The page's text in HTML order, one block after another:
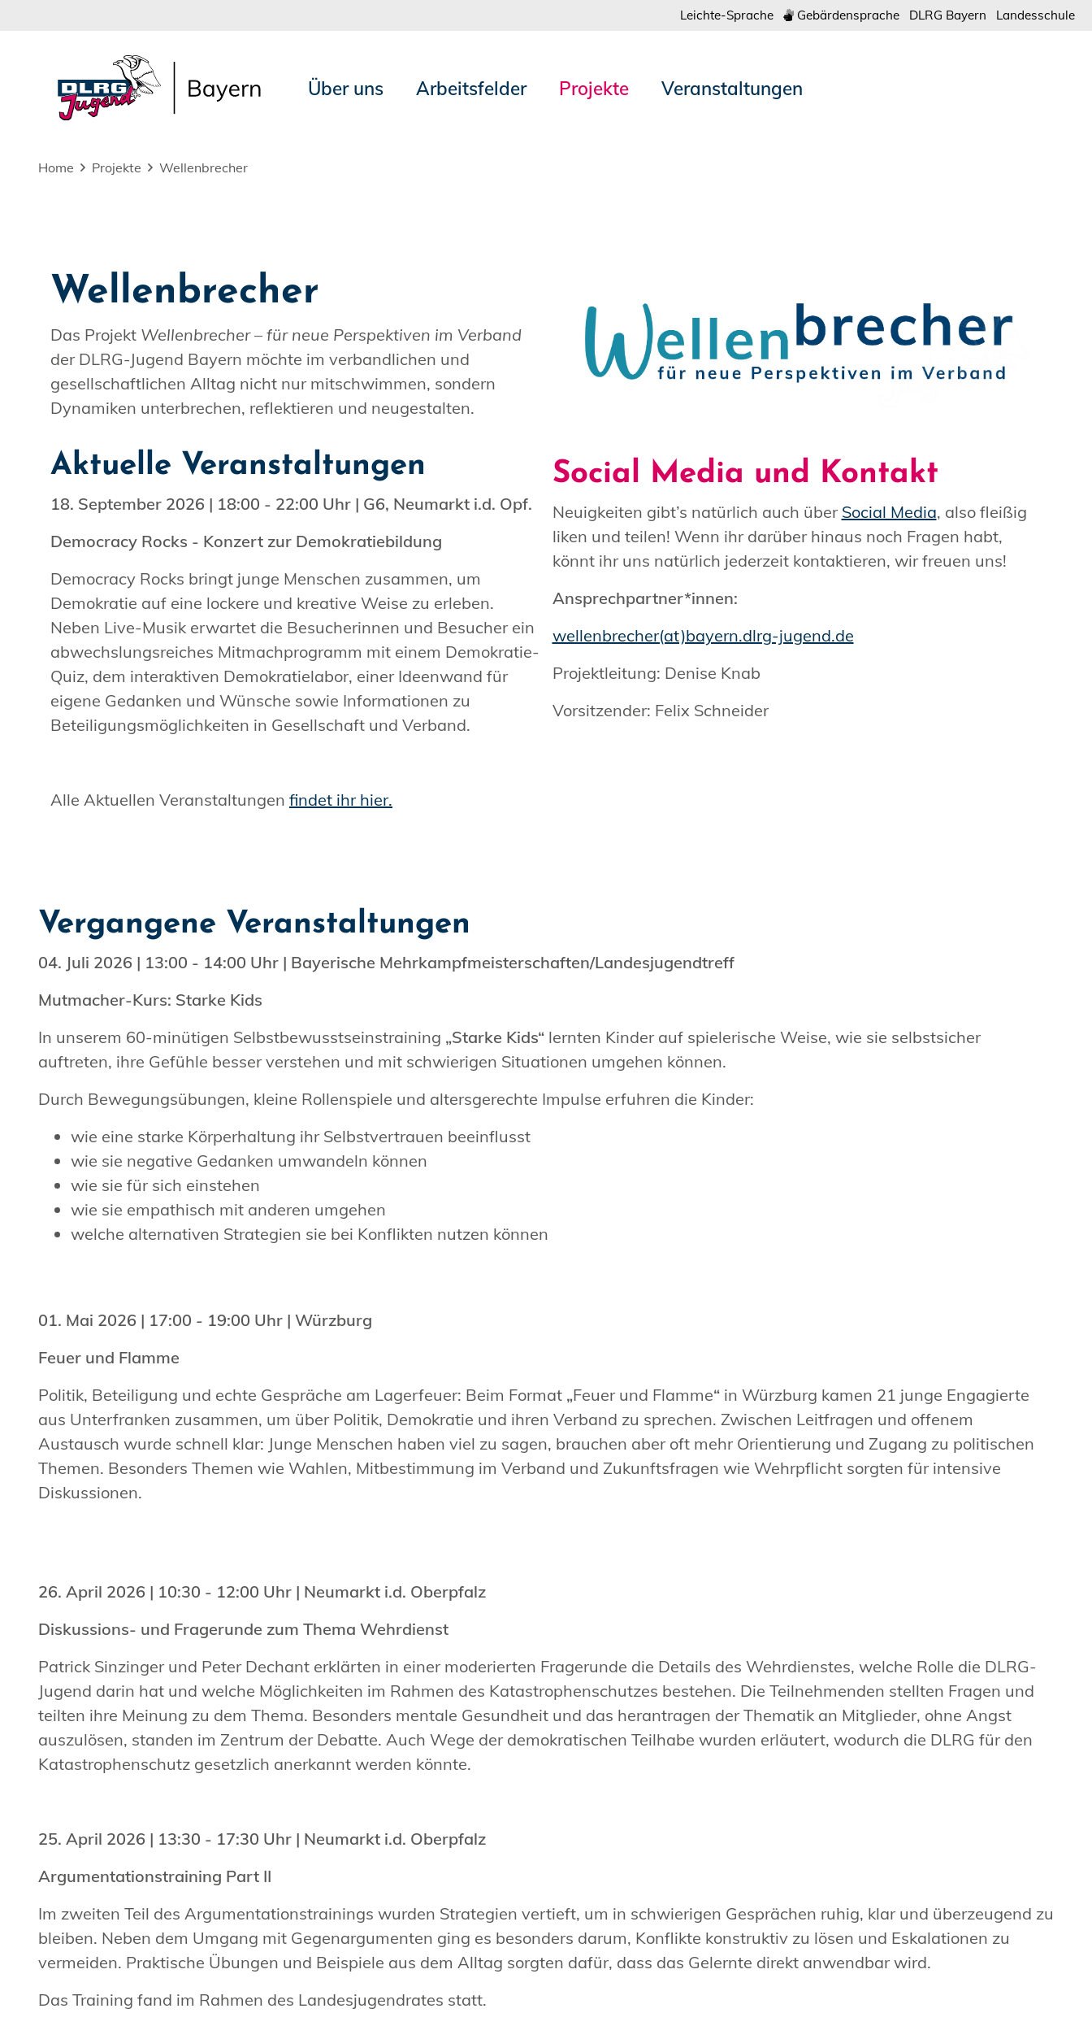
Leichte-Sprache Gebärdensprache DLRG Bayern Landesschule
Über uns Arbeitsfelder Projekte Veranstaltungen
Home Projekte Wellenbrecher
Wellenbrecher
Das Projekt Wellenbrecher – für neue Perspektiven im Verband
der DLRG-Jugend Bayern möchte im verbandlichen und
gesellschaftlichen Alltag nicht nur mitschwimmen, sondern
Dynamiken unterbrechen, reflektieren und neugestalten.
Aktuelle Veranstaltungen
18. September 2026 | 18:00 - 22:00 Uhr | G6, Neumarkt i.d. Opf.
Democracy Rocks - Konzert zur Demokratiebildung
Democracy Rocks bringt junge Menschen zusammen, um
Demokratie auf eine lockere und kreative Weise zu erleben.
Neben Live-Musik erwartet die Besucherinnen und Besucher ein
abwechslungsreiches Mitmachprogramm mit einem Demokratie-
Quiz, dem interaktiven Demokratielabor, einer Ideenwand für
eigene Gedanken und Wünsche sowie Informationen zu
Beteiligungsmöglichkeiten in Gesellschaft und Verband.
Alle Aktuellen Veranstaltungen findet ihr hier.
Social Media und Kontakt
Neuigkeiten gibt’s natürlich auch über Social Media, also fleißig
liken und teilen! Wenn ihr darüber hinaus noch Fragen habt,
könnt ihr uns natürlich jederzeit kontaktieren, wir freuen uns!
Ansprechpartner*innen:
wellenbrecher(at)bayern.dlrg-jugend.de
Projektleitung: Denise Knab
Vorsitzender: Felix Schneider
Vergangene Veranstaltungen
04. Juli 2026 | 13:00 - 14:00 Uhr | Bayerische Mehrkampfmeisterschaften/Landesjugendtreff
Mutmacher-Kurs: Starke Kids
In unserem 60-minütigen Selbstbewusstseinstraining „Starke Kids“ lernten Kinder auf spielerische Weise, wie sie selbstsicher
auftreten, ihre Gefühle besser verstehen und mit schwierigen Situationen umgehen können.
Durch Bewegungsübungen, kleine Rollenspiele und altersgerechte Impulse erfuhren die Kinder:
wie eine starke Körperhaltung ihr Selbstvertrauen beeinflusst
wie sie negative Gedanken umwandeln können
wie sie für sich einstehen
wie sie empathisch mit anderen umgehen
welche alternativen Strategien sie bei Konflikten nutzen können
01. Mai 2026 | 17:00 - 19:00 Uhr | Würzburg
Feuer und Flamme
Politik, Beteiligung und echte Gespräche am Lagerfeuer: Beim Format „Feuer und Flamme“ in Würzburg kamen 21 junge Engagierte
aus Unterfranken zusammen, um über Politik, Demokratie und ihren Verband zu sprechen. Zwischen Leitfragen und offenem
Austausch wurde schnell klar: Junge Menschen haben viel zu sagen, brauchen aber oft mehr Orientierung und Zugang zu politischen
Themen. Besonders Themen wie Wahlen, Mitbestimmung im Verband und Zukunftsfragen wie Wehrpflicht sorgten für intensive
Diskussionen.
26. April 2026 | 10:30 - 12:00 Uhr | Neumarkt i.d. Oberpfalz
Diskussions- und Fragerunde zum Thema Wehrdienst
Patrick Sinzinger und Peter Dechant erklärten in einer moderierten Fragerunde die Details des Wehrdienstes, welche Rolle die DLRG-
Jugend darin hat und welche Möglichkeiten im Rahmen des Katastrophenschutzes bestehen. Die Teilnehmenden stellten Fragen und
teilten ihre Meinung zu dem Thema. Besonders mentale Gesundheit und das herantragen der Thematik an Mitglieder, ohne Angst
auszulösen, standen im Zentrum der Debatte. Auch Wege der demokratischen Teilhabe wurden erläutert, wodurch die DLRG für den
Katastrophenschutz gesetzlich anerkannt werden könnte.
25. April 2026 | 13:30 - 17:30 Uhr | Neumarkt i.d. Oberpfalz
Argumentationstraining Part II
Im zweiten Teil des Argumentationstrainings wurden Strategien vertieft, um in schwierigen Gesprächen ruhig, klar und überzeugend zu
bleiben. Neben dem Umgang mit Gegenargumenten ging es besonders darum, Konflikte konstruktiv zu lösen und Eskalationen zu
vermeiden. Praktische Übungen und Beispiele aus dem Alltag sorgten dafür, dass das Gelernte direkt anwendbar wird.
Das Training fand im Rahmen des Landesjugendrates statt.